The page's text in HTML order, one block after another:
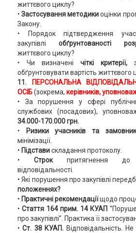
життєвого циклу?
•Застосування методикиоцінки
Закону.
• Порядок підтвердження
закупівлі обґрунтованості
життєвого циклу?
• Чи визначені чіткі критерії,
обґрунтовувати вартість життєвого
11.
ПЕРСОНАЛЬНА
ОСІБ(зокрема, керівників,
• За порушення у сфері
службових (посадових),
34.000-170.000 грн.
•
Ризики учасників та
мінімізації.
• Підставискладання протоколу.
• Строк притягнення до
відповідальності.
• Які порушення про закупівлі
положеннях?
• Практичні рекомендаціїщодо
•Стаття 164 прим. 14 КУАП
про закупівлі”. Практика її
•Ст. 38 КУАП. Відповідальність.